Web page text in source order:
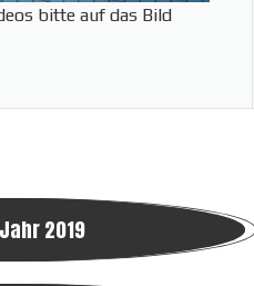
bitte auf das Bild
2019